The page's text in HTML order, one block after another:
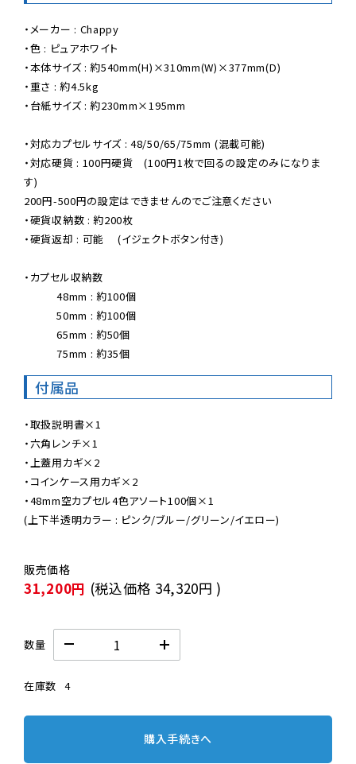
・メーカー : Chappy
・色 : ピュアホワイト
・本体サイズ : 約540mm(H)×310mm(W)×377mm(D)
・重さ : 約4.5kg
・台紙サイズ : 約230mm×195mm
・対応カプセルサイズ : 48/50/65/75mm (混載可能)
・対応硬貨 : 100円硬貨　(100円1枚で回るの設定のみになりま
す)
200円-500円の設定はできませんのでご注意ください
・硬貨収納数 : 約200枚
・硬貨返却 : 可能　 (イジェクトボタン付き)
・カプセル収納数
48mm : 約100個
50mm : 約100個
65mm : 約50個
75mm : 約35個
付属品
・取扱説明書×1
・六角レンチ×1
・上蓋用カギ×2
・コインケース用カギ×2
・48mm空カプセル4色アソート100個×1
(上下半透明カラー : ピンク/ブルー/グリーン/イエロー)
31,200円 (税込価格 34,320円 )
数量
在庫数 4
購入手続きへ